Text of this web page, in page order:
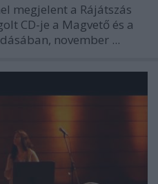
megjelent a Rájátszás
CD-je a Magvető és a
november ...